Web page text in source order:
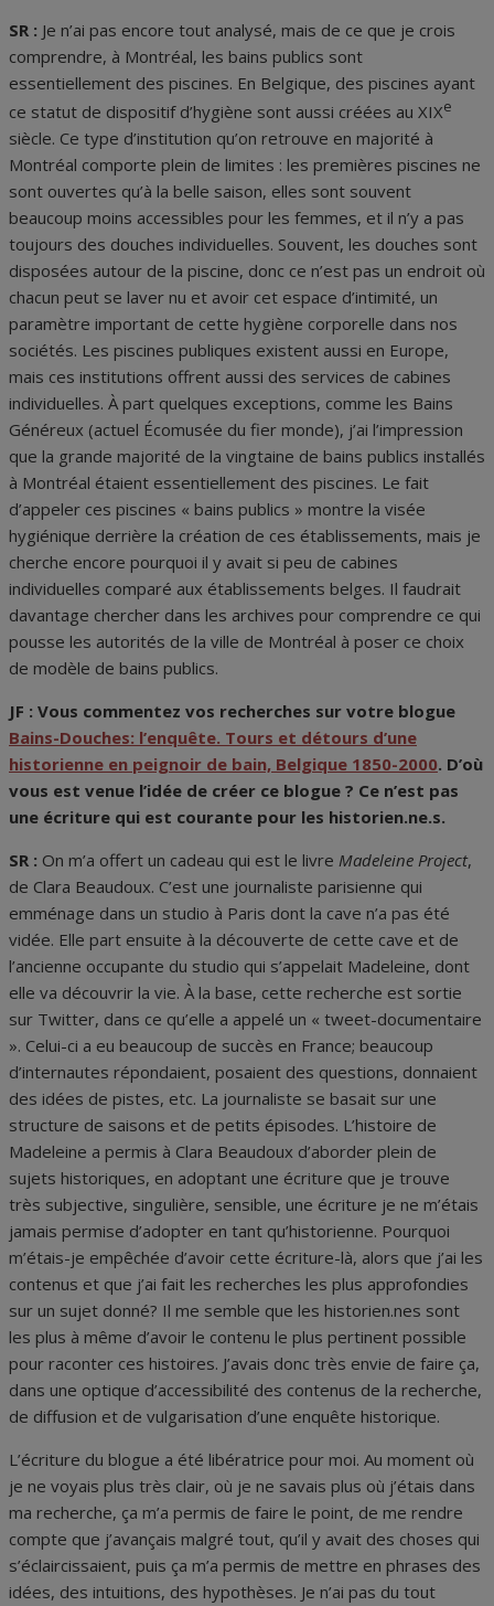
SR : Je n’ai pas encore tout analysé, mais de ce que je crois
comprendre, à Montréal, les bains publics sont
essentiellement des piscines. En Belgique, des piscines ayant
ce statut de dispositif d’hygiène sont aussi créées au XIXe
siècle. Ce type d’institution qu’on retrouve en majorité à
Montréal comporte plein de limites : les premières piscines ne
sont ouvertes qu’à la belle saison, elles sont souvent
beaucoup moins accessibles pour les femmes, et il n’y a pas
toujours des douches individuelles. Souvent, les douches sont
disposées autour de la piscine, donc ce n’est pas un endroit où
chacun peut se laver nu et avoir cet espace d’intimité, un
paramètre important de cette hygiène corporelle dans nos
sociétés. Les piscines publiques existent aussi en Europe,
mais ces institutions offrent aussi des services de cabines
individuelles. À part quelques exceptions, comme les Bains
Généreux (actuel Écomusée du fier monde), j’ai l’impression
que la grande majorité de la vingtaine de bains publics installés
à Montréal étaient essentiellement des piscines. Le fait
d’appeler ces piscines « bains publics » montre la visée
hygiénique derrière la création de ces établissements, mais je
cherche encore pourquoi il y avait si peu de cabines
individuelles comparé aux établissements belges. Il faudrait
davantage chercher dans les archives pour comprendre ce qui
pousse les autorités de la ville de Montréal à poser ce choix
de modèle de bains publics.
JF : Vous commentez vos recherches sur votre blogue
Bains-Douches: l’enquête. Tours et détours d’une
historienne en peignoir de bain, Belgique 1850-2000. D’où
vous est venue l’idée de créer ce blogue ? Ce n’est pas
une écriture qui est courante pour les historien.ne.s.
SR : On m’a offert un cadeau qui est le livre Madeleine Project,
de Clara Beaudoux. C’est une journaliste parisienne qui
emménage dans un studio à Paris dont la cave n’a pas été
vidée. Elle part ensuite à la découverte de cette cave et de
l’ancienne occupante du studio qui s’appelait Madeleine, dont
elle va découvrir la vie. À la base, cette recherche est sortie
sur Twitter, dans ce qu’elle a appelé un « tweet-documentaire
». Celui-ci a eu beaucoup de succès en France; beaucoup
d’internautes répondaient, posaient des questions, donnaient
des idées de pistes, etc. La journaliste se basait sur une
structure de saisons et de petits épisodes. L’histoire de
Madeleine a permis à Clara Beaudoux d’aborder plein de
sujets historiques, en adoptant une écriture que je trouve
très subjective, singulière, sensible, une écriture je ne m’étais
jamais permise d’adopter en tant qu’historienne. Pourquoi
m’étais-je empêchée d’avoir cette écriture-là, alors que j’ai les
contenus et que j’ai fait les recherches les plus approfondies
sur un sujet donné? Il me semble que les historien.nes sont
les plus à même d’avoir le contenu le plus pertinent possible
pour raconter ces histoires. J’avais donc très envie de faire ça,
dans une optique d’accessibilité des contenus de la recherche,
de diffusion et de vulgarisation d’une enquête historique.
L’écriture du blogue a été libératrice pour moi. Au moment où
je ne voyais plus très clair, où je ne savais plus où j’étais dans
ma recherche, ça m’a permis de faire le point, de me rendre
compte que j’avançais malgré tout, qu’il y avait des choses qui
s’éclaircissaient, puis ça m’a permis de mettre en phrases des
idées, des intuitions, des hypothèses. Je n’ai pas du tout